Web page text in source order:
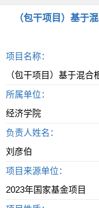
（包干项目）基于
项目名称：
（包干项目）基于混
所属单位：
经济学院
负责人姓名：
刘彦伯
项目来源单位：
2023年国家基金项目